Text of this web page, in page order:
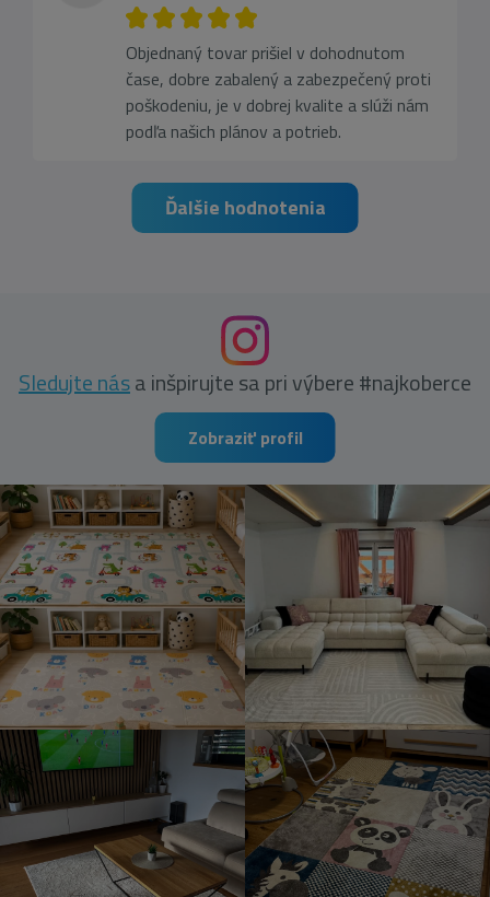
Objednaný tovar prišiel v dohodnutom
čase, dobre zabalený a zabezpečený proti
poškodeniu, je v dobrej kvalite a slúži nám
podľa našich plánov a potrieb.
Ďalšie hodnotenia
Sledujte nása inšpirujte sa pri výbere #najkoberce
Zobraziť profil